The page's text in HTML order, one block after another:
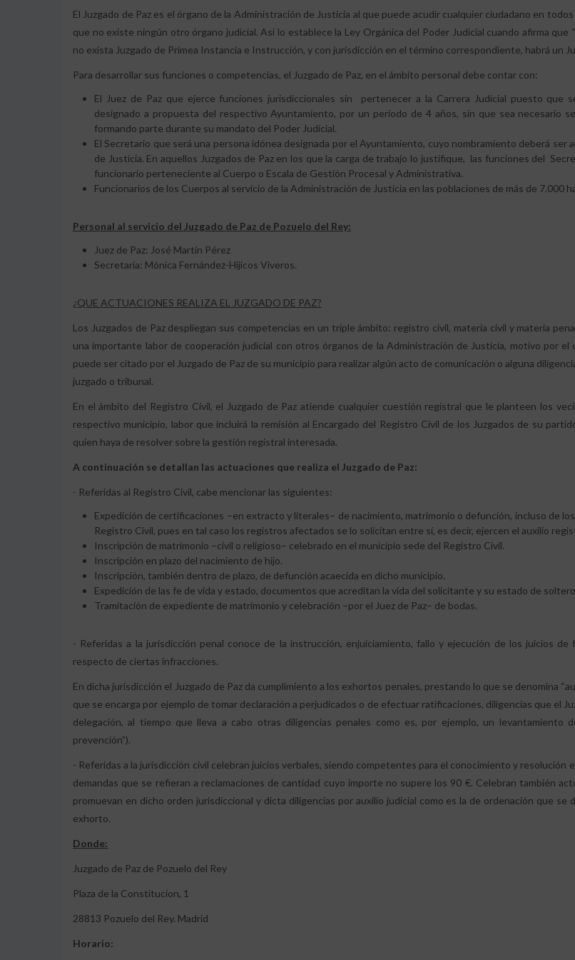
El Juzgado de Paz es el órgano de la Administración de Justicia al que puede acudir cualquier ciudadano en
que no existe ningún otro órgano judicial. Así lo establece la Ley Orgánica del Poder Judicial cuando afirma que
no exista Juzgado de Primea Instancia e Instrucción, y con jurisdicción en el término correspondiente, habrá un
Para desarrollar sus funciones o competencias, el Juzgado de Paz, en el ámbito personal debe contar con:
El Juez de Paz que ejerce funciones jurisdiccionales sin pertenecer a la Carrera Judicial puesto que
designado a propuesta del respectivo Ayuntamiento, por un período de 4 años, sin que sea necesario
formando parte durante su mandato del Poder Judicial.
El Secretario que será una persona idónea designada por el Ayuntamiento, cuyo nombramiento deberá ser
de Justicia. En aquellos Juzgados de Paz en los que la carga de trabajo lo justifique, las funciones del
funcionario perteneciente al Cuerpo o Escala de Gestión Procesal y Administrativa.
Funcionarios de los Cuerpos al servicio de la Administración de Justicia en las poblaciones de más de 7.000
Personal al servicio del Juzgado de Paz de Pozuelo del Rey:
Juez de Paz: José Martín Pérez
Secretaría: Mónica Fernández-Hijicos Viveros.
¿QUE ACTUACIONES REALIZA EL JUZGADO DE PAZ?
Los Juzgados de Paz despliegan sus competencias en un triple ámbito: registro civil, materia civil y materia
una importante labor de cooperación judicial con otros órganos de la Administración de Justicia, motivo por el
puede ser citado por el Juzgado de Paz de su municipio para realizar algún acto de comunicación o alguna
juzgado o tribunal.
En el ámbito del Registro Civil, el Juzgado de Paz atiende cualquier cuestión registral que le planteen los
respectivo municipio, labor que incluirá la remisión al Encargado del Registro Civil de los Juzgados de su
quien haya de resolver sobre la gestión registral interesada.
A continuación se detallan las actuaciones que realiza el Juzgado de Paz:
- Referidas al Registro Civil, cabe mencionar las siguientes:
Expedición de certificaciones –en extracto y literales– de nacimiento, matrimonio o defunción, incluso de
Registro Civil, pues en tal caso los registros afectados se lo solicitan entre sí, es decir, ejercen el auxilio
Inscripción de matrimonio –civil o religioso– celebrado en el municipio sede del Registro Civil.
Inscripción en plazo del nacimiento de hijo.
Inscripción, también dentro de plazo, de defunción acaecida en dicho municipio.
Expedición de las fe de vida y estado, documentos que acreditan la vida del solicitante y su estado de
Tramitación de expediente de matrimonio y celebración –por el Juez de Paz– de bodas.
- Referidas a la jurisdicción penal conoce de la instrucción, enjuiciamiento, fallo y ejecución de los juicios de
respecto de ciertas infracciones.
En dicha jurisdicción el Juzgado de Paz da cumplimiento a los exhortos penales, prestando lo que se denomina
que se encarga por ejemplo de tomar declaración a perjudicados o de efectuar ratificaciones, diligencias que el
delegación, al tiempo que lleva a cabo otras diligencias penales como es, por ejemplo, un levantamiento
prevención”).
- Referidas a la jurisdicción civil celebran juicios verbales, siendo competentes para el conocimiento y resolución
demandas que se refieran a reclamaciones de cantidad cuyo importe no supere los 90 €. Celebran también
promuevan en dicho orden jurisdiccional y dicta diligencias por auxilio judicial como es la de ordenación que se
exhorto.
Donde:
Juzgado de Paz de Pozuelo del Rey
Plaza de la Constitucion, 1
28813 Pozuelo del Rey. Madrid
Horario: